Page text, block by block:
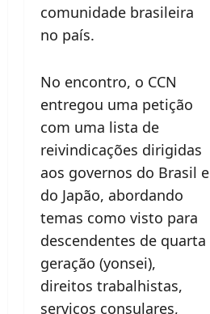
comunidade brasileira
no país.
No encontro, o CCN
entregou uma petição
com uma lista de
reivindicações dirigidas
aos governos do Brasil e
do Japão, abordando
temas como visto para
descendentes de quarta
geração (yonsei),
direitos trabalhistas,
serviços consulares,